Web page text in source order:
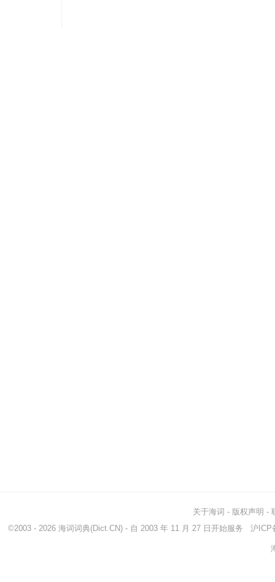
关于海词 - 版权声明 -
©2003 - 2026 海词词典(Dict.CN) - 自 2003 年 11 月 27 日开始服务 沪ICP